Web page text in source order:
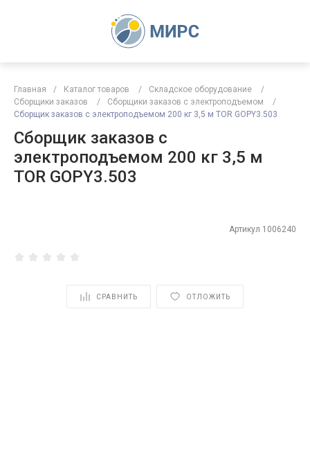
Главная / Каталог товаров / Складское оборудование
/
Сборщики заказов
/ Сборщики заказов с электроподъемом
/
Сборщик заказов с электроподъемом 200 кг 3,5 м TOR GOPY3.503
Сборщик заказов с
электроподъемом 200 кг 3,5 м
TOR GOPY3.503
Артикул 1006240
СРАВНИТЬ ОТЛОЖИТЬ